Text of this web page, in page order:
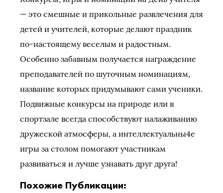
— это смешные и прикольные развлечения для
детей и учителей, которые делают праздник
по-настоящему веселым и радостным.
Особенно забавным получается награждение
преподавателей по шуточным номинациям,
название которых придумывают сами ученики.
Подвижные конкурсы на природе или в
спортзале всегда способствуют налаживанию
дружеской атмосферы, а интеллектуальны4е
игры за столом помогают участникам
развиваться и лучше узнавать друг друга!
Похожие Публикации: